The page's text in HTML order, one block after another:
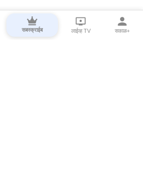
सबस्क्राईब लाईव्ह TV सकाळ+